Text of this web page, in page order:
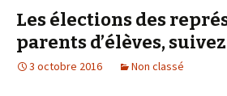
Les élections des
parents d’élèves,
3 octobre 2016 Non classé